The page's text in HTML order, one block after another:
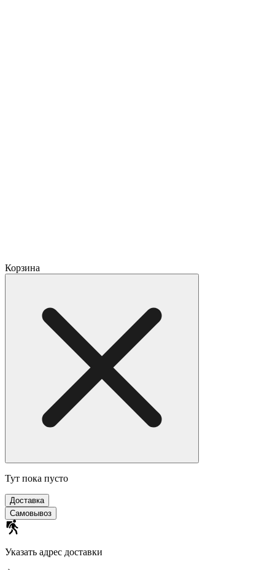
Корзина
Тут пока пусто
Доставка
Самовывоз
Указать адрес доставки